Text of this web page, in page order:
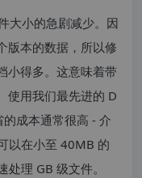
大小的急剧减少。因
版本的数据，所以修
小得多。这意味着带
使用我们最先进的 D
成本通常很高 - 介
以在小至 40MB 的
理 GB 级文件。